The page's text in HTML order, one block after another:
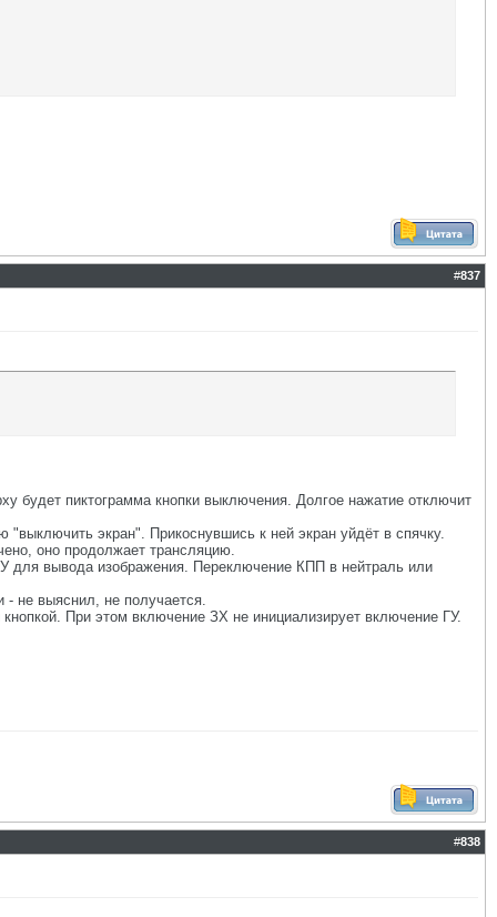
#837
будет пиктограмма кнопки выключения. Долгое нажатие отключит
экран". Прикоснувшись к ней экран уйдёт в спячку.
оно продолжает трансляцию.
для вывода изображения. Переключение КПП в нейтраль или
- не выяснил, не получается.
При этом включение ЗХ не инициализирует включение ГУ.
#838